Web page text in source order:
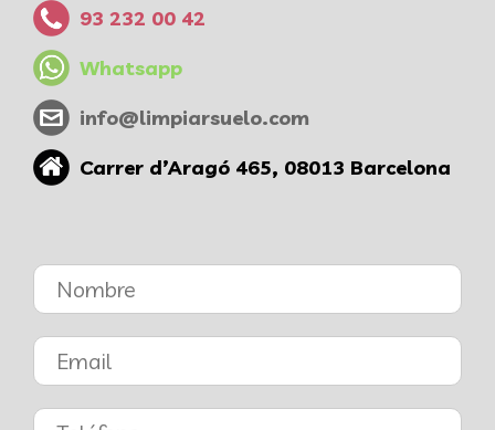
93 232 00 42
Whatsapp
info@limpiarsuelo.com
Carrer d’Aragó 465, 08013 Barcelona